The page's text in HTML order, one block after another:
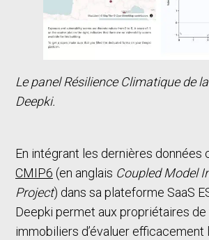
Le panel Résilience Climatique de
Deepki.
En intégrant les dernières données
CMIP6 (en anglais Coupled Model
Project) dans sa plateforme SaaS
Deepki permet aux propriétaires de
immobiliers d’évaluer efficacement